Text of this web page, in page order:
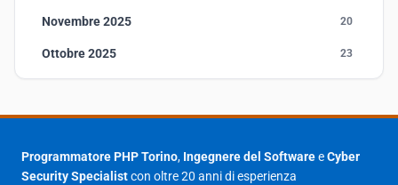
Novembre 2025 20
Ottobre 2025 23
Agosto 2025 1
23
Giugno 2025
Programmatore PHP Torino, Ingegnere del SoftwareeCyber
Security Specialistcon oltre 20 anni di esperienza